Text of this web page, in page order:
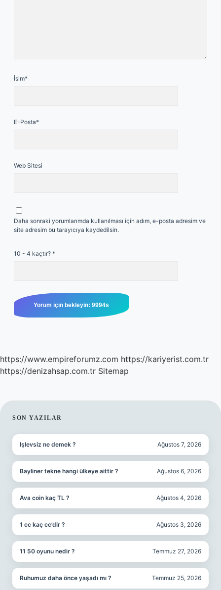
İsim*
E-Posta*
Web Sitesi
Daha sonraki yorumlarımda kullanılması için adım, e-posta adresim ve
site adresim bu tarayıcıya kaydedilsin.
10 - 4 kaçtır? *
https://www.empireforumz.com https://kariyerist.com.tr
https://denizahsap.com.tr Sitemap
SIDEBAR
SON YAZILAR
Işlevsiz ne demek ? Ağustos 7, 2026
Bayliner tekne hangi ülkeye aittir ? Ağustos 6, 2026
Ava coin kaç TL ? Ağustos 4, 2026
1 cc kaç cc’dir ? Ağustos 3, 2026
11 50 oyunu nedir ? Temmuz 27, 2026
Ruhumuz daha önce yaşadı mı ? Temmuz 25, 2026